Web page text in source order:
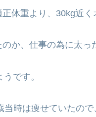
体重より、30kg近く
か、仕事の為に太っ
です。
時は痩せていたので